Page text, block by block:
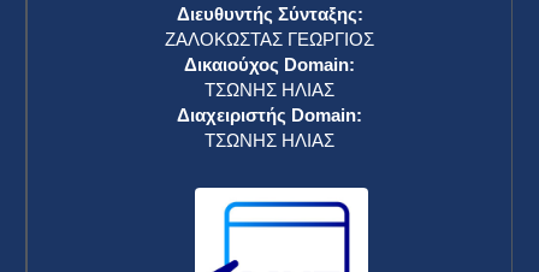
Διευθυντής Σύνταξης:
ΖΑΛΟΚΩΣΤΑΣ ΓΕΩΡΓΙΟΣ
Δικαιούχος Domain:
ΤΣΩΝΗΣ ΗΛΙΑΣ
Διαχειριστής Domain:
ΤΣΩΝΗΣ ΗΛΙΑΣ